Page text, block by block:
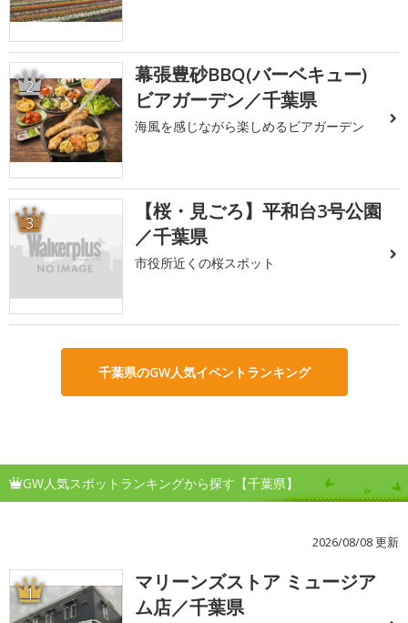
2
幕張豊砂BBQ(バーベキュー)
ビアガーデン／千葉県
海風を感じながら楽しめるビアガーデン
3
【桜・見ごろ】平和台3号公園
／千葉県
市役所近くの桜スポット
千葉県のGW人気イベントランキング
GW人気スポットランキングから探す【千葉県】
2026/08/08 更新
1
マリーンズストア ミュージア
ム店／千葉県